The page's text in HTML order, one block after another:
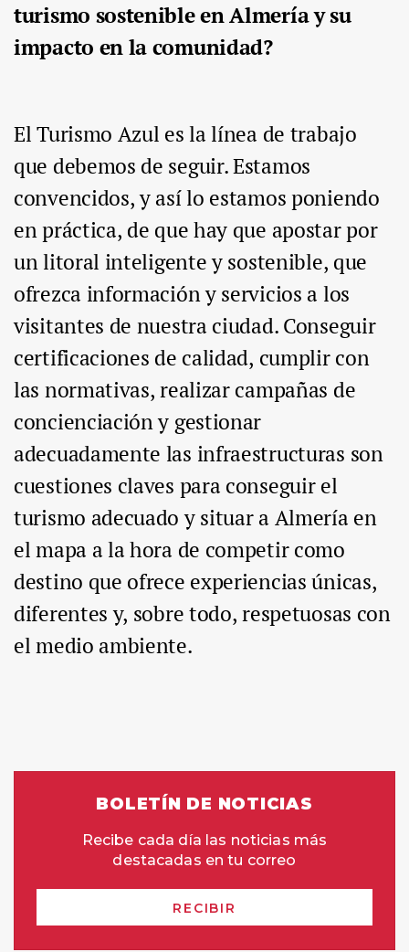
turismo sostenible en Almería y su
impacto en la comunidad?
El Turismo Azul es la línea de trabajo
que debemos de seguir. Estamos
convencidos, y así lo estamos poniendo
en práctica, de que hay que apostar por
un litoral inteligente y sostenible, que
ofrezca información y servicios a los
visitantes de nuestra ciudad. Conseguir
certificaciones de calidad, cumplir con
las normativas, realizar campañas de
concienciación y gestionar
adecuadamente las infraestructuras son
cuestiones claves para conseguir el
turismo adecuado y situar a Almería en
el mapa a la hora de competir como
destino que ofrece experiencias únicas,
diferentes y, sobre todo, respetuosas con
el medio ambiente.